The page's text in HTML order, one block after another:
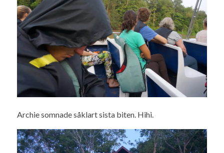
Archie somnade såklart sista biten. Hihi.